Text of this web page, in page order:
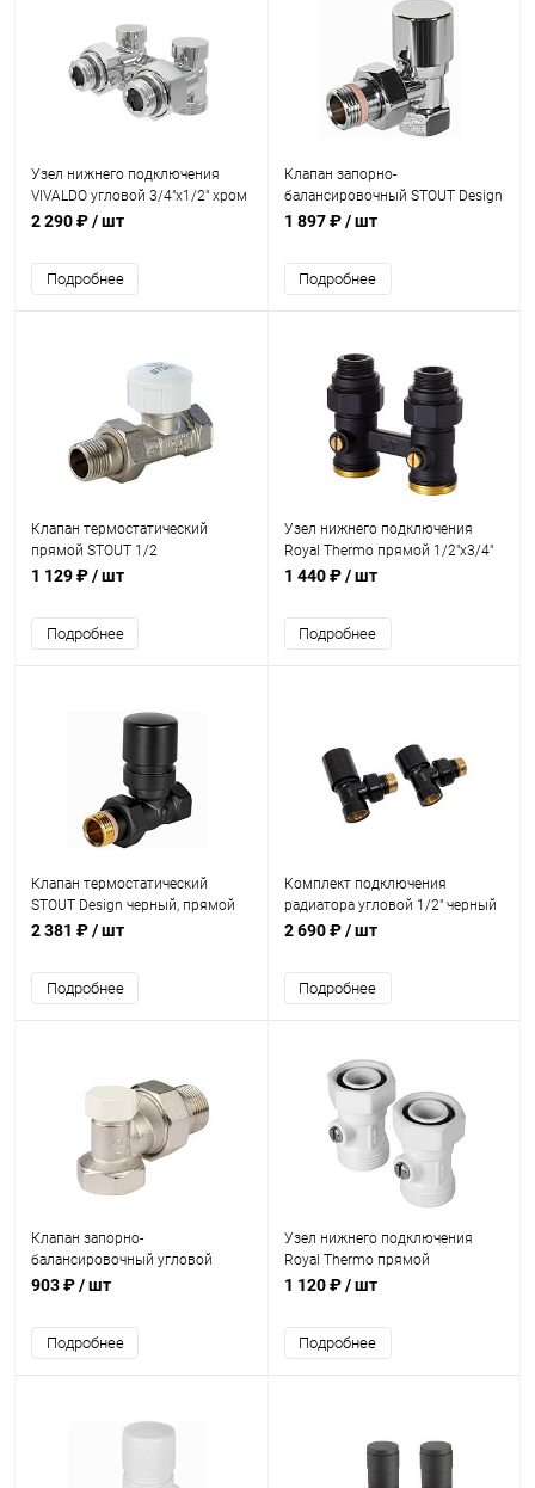
Узел нижнего подключения
VIVALDO угловой 3/4"х1/2" хром
2 290 ₽/ шт
Подробнее
Клапан запорно-
балансировочный STOUT Design
хром, угловой 1/2
1 897 ₽/ шт
Подробнее
Клапан термостатический
прямой STOUT 1/2
1 129 ₽/ шт
Подробнее
Узел нижнего подключения
Royal Thermo прямой 1/2"х3/4"
EK (черный)
1 440 ₽/ шт
Подробнее
Клапан термостатический
STOUT Design черный, прямой
1/2
2 381 ₽/ шт
Подробнее
Комплект подключения
радиатора угловой 1/2" черный
в блистере VIVALDO
2 690 ₽/ шт
Подробнее
Клапан запорно-
балансировочный угловой
STOUT 3/4
903 ₽/ шт
Подробнее
Узел нижнего подключения
Royal Thermo прямой
раздельный 3/4х3/4ЕК (белый)
1 120 ₽/ шт
Подробнее